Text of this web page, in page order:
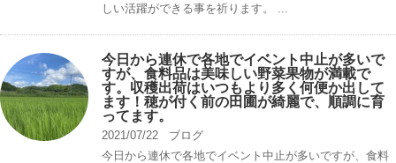
しい活躍ができる事を祈ります。 ...
今日から連休で各地でイベント中止が多いで
すが、食料品は美味しい野菜果物が満載で
す。収穫出荷はいつもより多く何便か出して
ます！穂が付く前の田圃が綺麗で、順調に育
ってます。
2021/07/22
ブログ
今日から連休で各地でイベント中止が多いですが、食料